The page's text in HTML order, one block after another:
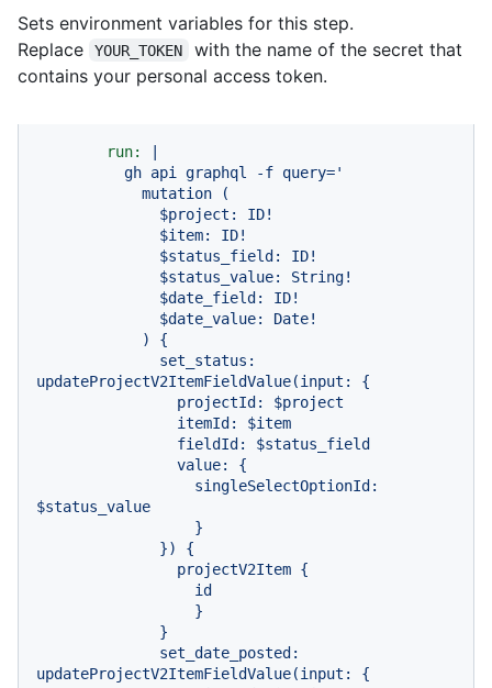
Sets environment variables for this step.
Replace
YOUR_TOKEN
with the name of the secret that
contains your personal access token.
run:
|
updateProjectV2ItemFieldValue(input: {
$status_value
updateProjectV2ItemFieldValue(input: {